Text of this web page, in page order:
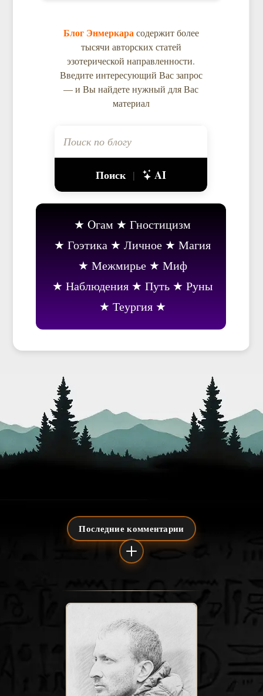
Блог Энмеркарасодержит более
тысячи авторских статей
эзотерической направленности.
Введите интересующий Вас запрос
— и Вы найдете нужный для Вас
материал
Поиск | AI
Oгам
Гностицизм
Гоэтика
Личное
Магия
Межмирье
Миф
Наблюдения
Путь
Руны
Теургия